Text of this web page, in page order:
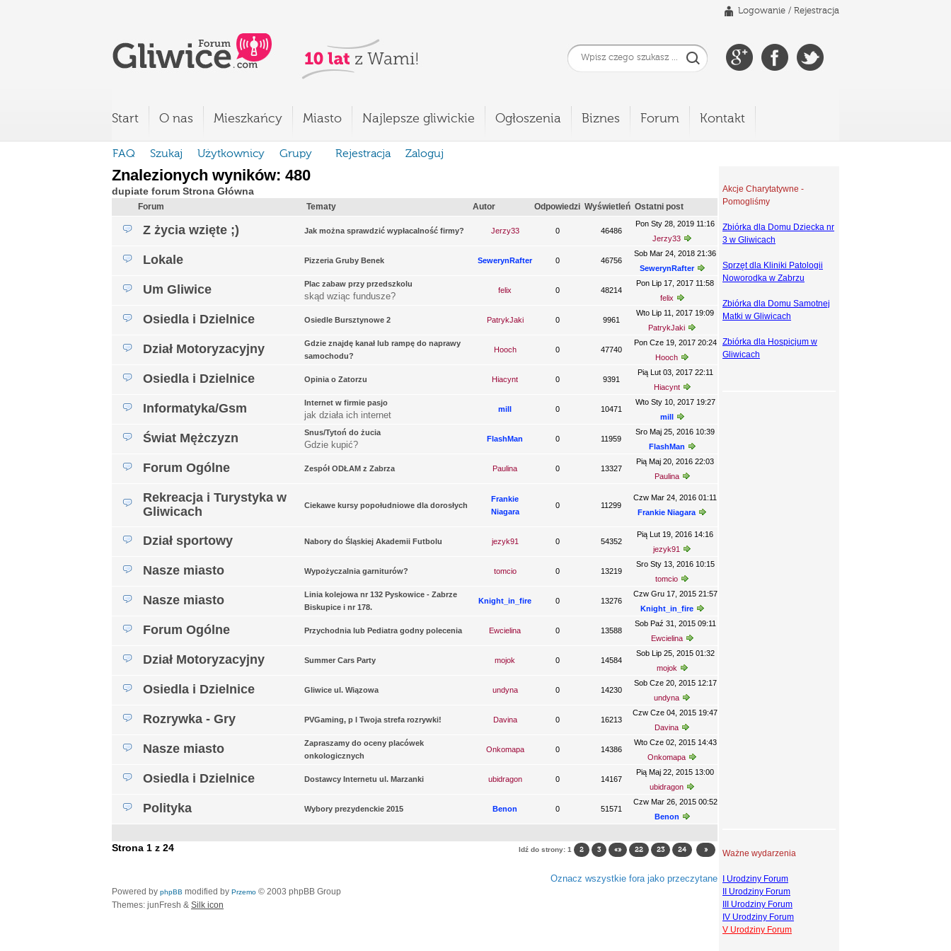
Logowanie / Rejestracja
Start O nas Mieszkańcy Miasto Najlepsze gliwickie Ogłoszenia Biznes Forum Kontakt
FAQ Szukaj Użytkownicy Grupy Rejestracja Zaloguj
Znalezionych wyników: 480
dupiate forum Strona Główna
Forum Tematy Autor Odpowiedzi Wyświetleń Ostatni post
Z życia wzięte ;) Jak można sprawdzić wypłacalność firmy? Jerzy33 0 46486
Pon Sty 28, 2019 11:16
Jerzy33
Lokale Pizzeria Gruby Benek SewerynRafter 0 46756
Sob Mar 24, 2018 21:36
SewerynRafter
Um Gliwice Plac zabaw przy przedszkolu
skąd wziąc fundusze?
felix 0 48214
Pon Lip 17, 2017 11:58
felix
Osiedla i Dzielnice Osiedle Bursztynowe 2 PatrykJaki 0 9961
Wto Lip 11, 2017 19:09
PatrykJaki
Dział Motoryzacyjny
Gdzie znajdę kanał lub rampę do naprawy
samochodu?
Hooch 0 47740
Pon Cze 19, 2017 20:24
Hooch
Osiedla i Dzielnice Opinia o Zatorzu Hiacynt 0 9391
Pią Lut 03, 2017 22:11
Hiacynt
Informatyka/Gsm Internet w firmie pasjo
jak działa ich internet
mill 0 10471
Wto Sty 10, 2017 19:27
mill
Świat Mężczyzn Snus/Tytoń do żucia
Gdzie kupić?
FlashMan 0 11959
Sro Maj 25, 2016 10:39
FlashMan
Forum Ogólne Zespół ODŁAM z Zabrza Paulina 0 13327
Pią Maj 20, 2016 22:03
Paulina
Rekreacja i Turystyka w
Gliwicach
Ciekawe kursy popołudniowe dla dorosłych
Frankie
Niagara
0 11299
Czw Mar 24, 2016 01:11
Frankie Niagara
Dział sportowy Nabory do Śląskiej Akademii Futbolu jezyk91 0 54352
Pią Lut 19, 2016 14:16
jezyk91
Nasze miasto Wypożyczalnia garniturów? tomcio 0 13219
Sro Sty 13, 2016 10:15
tomcio
Nasze miasto
Linia kolejowa nr 132 Pyskowice - Zabrze
Biskupice i nr 178.
Knight_in_fire 0 13276
Czw Gru 17, 2015 21:57
Knight_in_fire
Forum Ogólne Przychodnia lub Pediatra godny polecenia Ewcielina 0 13588
Sob Paź 31, 2015 09:11
Ewcielina
Dział Motoryzacyjny Summer Cars Party mojok 0 14584
Sob Lip 25, 2015 01:32
mojok
Osiedla i Dzielnice Gliwice ul. Wiązowa undyna 0 14230
Sob Cze 20, 2015 12:17
undyna
Rozrywka - Gry PVGaming, p l Twoja strefa rozrywki! Davina 0 16213
Czw Cze 04, 2015 19:47
Davina
Nasze miasto
Zapraszamy do oceny placówek
onkologicznych
Onkomapa 0 14386
Wto Cze 02, 2015 14:43
Onkomapa
Osiedla i Dzielnice Dostawcy Internetu ul. Marzanki ubidragon 0 14167
Pią Maj 22, 2015 13:00
ubidragon
Polityka Wybory prezydenckie 2015 Benon 0 51571
Czw Mar 26, 2015 00:52
Benon
Strona 1 z 24 Idź do strony: 1 2 3 «» 22 23 24 »
Oznacz wszystkie fora jako przeczytane
Powered by phpBB modified by Przemo © 2003 phpBB Group
Themes: junFresh & Silk icon
Akcje Charytatywne -
Pomogliśmy
Zbiórka dla Domu Dziecka nr
3 w Gliwicach
Sprzęt dla Kliniki Patologii
Noworodka w Zabrzu
Zbiórka dla Domu Samotnej
Matki w Gliwicach
Zbiórka dla Hospicjum w
Gliwicach
Ważne wydarzenia
I Urodziny Forum
II Urodziny Forum
III Urodziny Forum
IV Urodziny Forum
V Urodziny Forum